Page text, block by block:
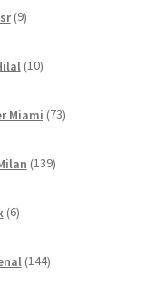
9izdelkov
10izdelkov
Miami 73izdelkov
139izdelkov
6izdelkov
144izdelkov